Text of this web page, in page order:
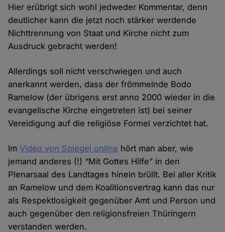
Hier erübrigt sich wohl jedweder Kommentar, denn
deutlicher kann die jetzt noch stärker werdende
Nichttrennung von Staat und Kirche nicht zum
Ausdruck gebracht werden!
Allerdings soll nicht verschwiegen und auch
anerkannt werden, dass der frömmelnde Bodo
Ramelow (der übrigens erst anno 2000 wieder in die
evangelische Kirche eingetreten ist) bei seiner
Vereidigung auf die religiöse Formel verzichtet hat.
ImVideo von Spiegel online hört man aber, wie
jemand anderes (!) “Mit Gottes Hilfe” in den
Plenarsaal des Landtages hinein brüllt. Bei aller Kritik
an Ramelow und dem Koalitionsvertrag kann das nur
als Respektlosigkeit gegenüber Amt und Person und
auch gegenüber den religionsfreien Thüringern
verstanden werden.